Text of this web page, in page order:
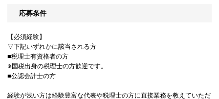
応募条件
【必須経験】
▽下記いずれかに該当される方
■税理士有資格者の方
※国税出身の税理士の方歓迎です。
■公認会計士の方
経験が浅い方は経験豊富な代表や税理士の方に直接業務を教えていただ